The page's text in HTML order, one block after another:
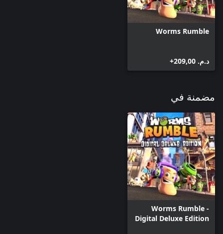
Worms Rumble
د.م.‏ 209,00+
مضمنة في
Worms Rumble -
Digital Deluxe Edition